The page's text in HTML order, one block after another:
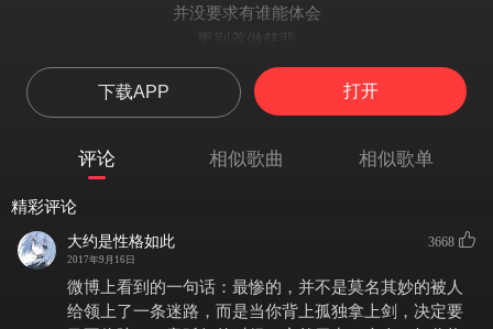
并没要求有谁能体会
更别善做慈悲
同情才不会给我安慰
反而让我流泪
走得越近心越像刺猬
不如早就把我向外推
彼此交换喜悲
爱的多的人总先掉眼泪
下载APP 打开
评论 相似歌曲 相似歌单
精彩评论
大约是性格如此
2017年9月16日
3668
微博上看到的一句话：最惨的，并不是莫名其妙的被人
给领上了一条迷路，而是当你背上孤独拿上剑，决定要